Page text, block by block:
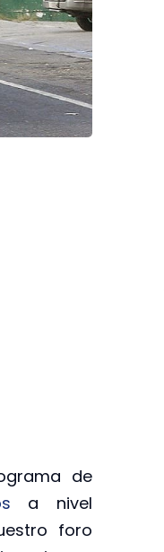
de
a nivel
foro